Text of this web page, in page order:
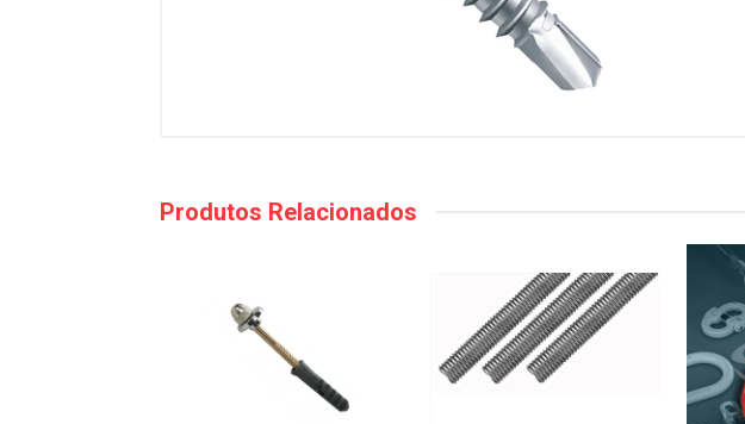
Produtos Relacionados